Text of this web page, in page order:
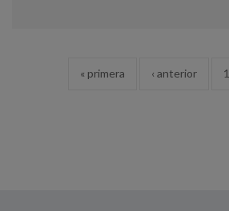
« primera ‹ anterior 1